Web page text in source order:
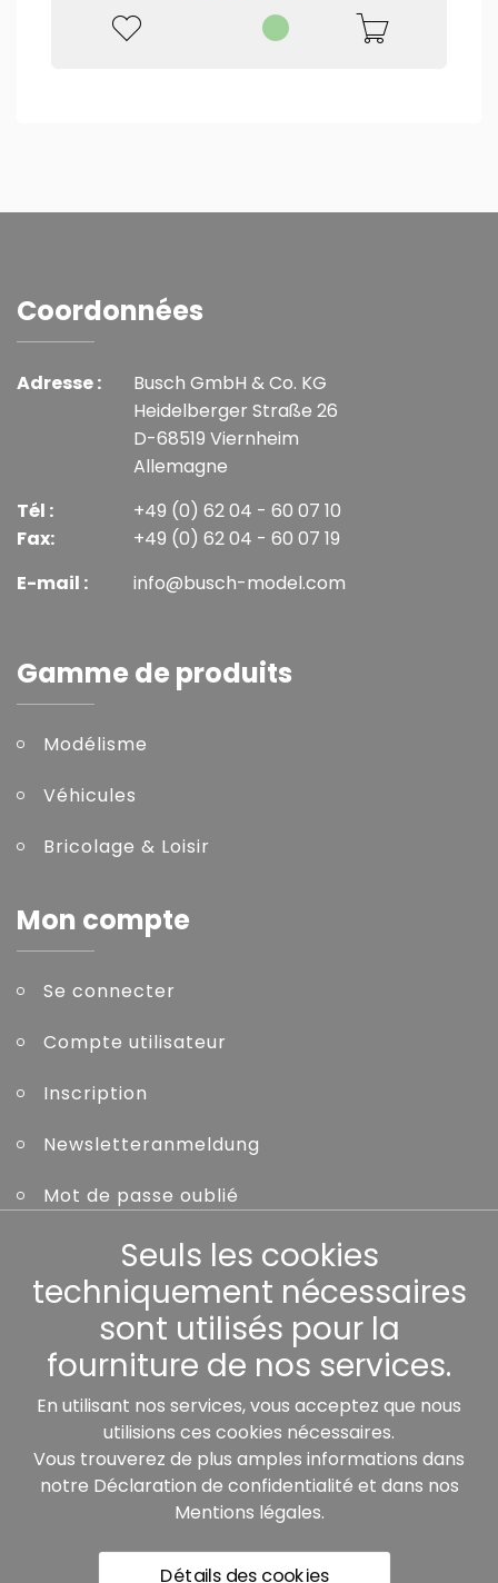
Coordonnées
Adresse :
Busch GmbH & Co. KG
Heidelberger Straße 26
D-68519 Viernheim
Allemagne
Tél :
Fax:
+49 (0) 62 04 - 60 07 10
+49 (0) 62 04 - 60 07 19
E-mail :
info@busch-model.com
Gamme de produits
Modélisme
Véhicules
Bricolage & Loisir
Mon compte
Se connecter
Compte utilisateur
Inscription
Newsletteranmeldung
Mot de passe oublié
Nos partenaires:
Seuls les cookies
techniquement nécessaires
sont utilisés pour la
fourniture de nos services.
En utilisant nos services, vous acceptez que nous
utilisions ces cookies nécessaires.
Vous trouverez de plus amples informations dans
notre Déclaration de confidentialité et dans nos
Mentions légales.
Détails des cookies